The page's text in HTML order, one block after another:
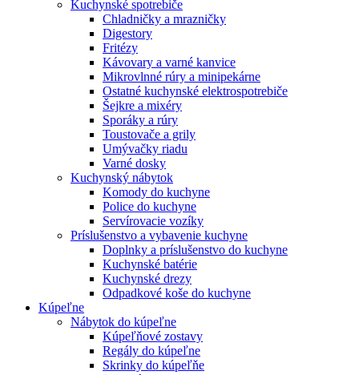
Kuchynské spotrebiče
Chladničky a mrazničky
Digestory
Fritézy
Kávovary a varné kanvice
Mikrovlnné rúry a minipekárne
Ostatné kuchynské elektrospotrebiče
Šejkre a mixéry
Sporáky a rúry
Toustovače a grily
Umývačky riadu
Varné dosky
Kuchynský nábytok
Komody do kuchyne
Police do kuchyne
Servírovacie vozíky
Príslušenstvo a vybavenie kuchyne
Doplnky a príslušenstvo do kuchyne
Kuchynské batérie
Kuchynské drezy
Odpadkové koše do kuchyne
Kúpeľne
Nábytok do kúpeľne
Kúpeľňové zostavy
Regály do kúpeľne
Skrinky do kúpeľňe